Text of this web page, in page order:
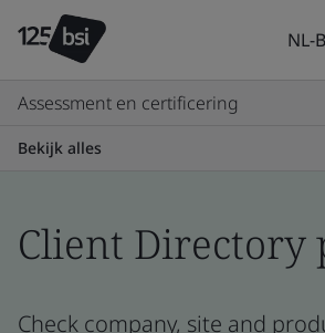
NL-
Assessment en certificering
Bekijk alles
Client Directory
Check company, site and